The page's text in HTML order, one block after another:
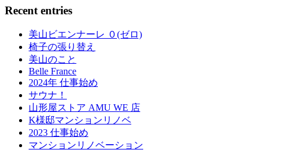
Recent entries
美山ビエンナーレ ０(ゼロ)
椅子の張り替え
美山のこと
Belle France
2024年 仕事始め
サウナ！
山形屋ストア AMU WE 店
K様邸マンションリノベ
2023 仕事始め
マンションリノベーション